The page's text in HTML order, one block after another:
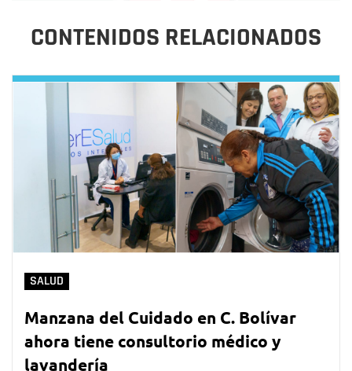
CONTENIDOS RELACIONADOS
SALUD
Manzana del Cuidado en C. Bolívar
ahora tiene consultorio médico y
lavandería